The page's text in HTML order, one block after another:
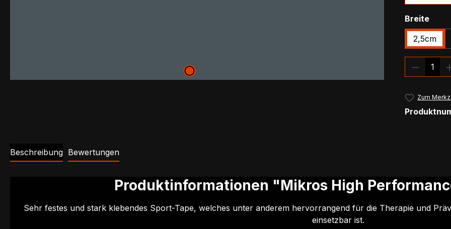
Breite
2,5cm
Zum
Beschreibung Bewertungen
Produktinformationen "Mikros High
Sehr festes und stark klebendes Sport-Tape, welches unter anderem hervorrangend für die Therapie und
einsetzbar ist.